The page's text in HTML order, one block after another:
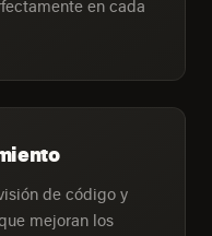
en cada
de código y
mejoran los